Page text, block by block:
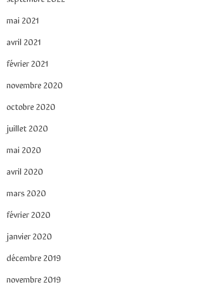
mai 2021
avril 2021
février 2021
novembre 2020
octobre 2020
juillet 2020
mai 2020
avril 2020
mars 2020
février 2020
janvier 2020
décembre 2019
novembre 2019